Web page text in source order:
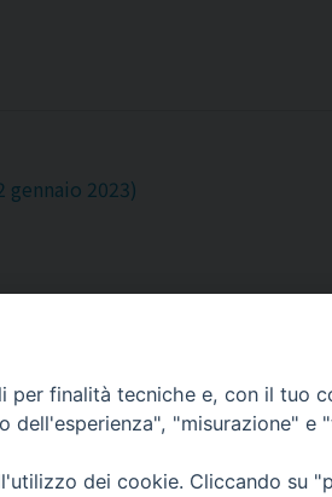
gennaio 2023)
Corato, Margherita di Savoia,
finalità tecniche e, con il tuo
dell'esperienza", "misurazione"
dei cookie. Cliccando su